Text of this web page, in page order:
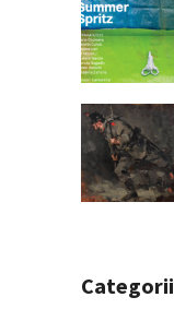
Categorii